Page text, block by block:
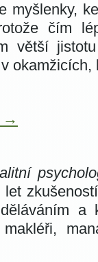
myšlenky,
čím
větší
okamžicích,
→
let
a
makléři,